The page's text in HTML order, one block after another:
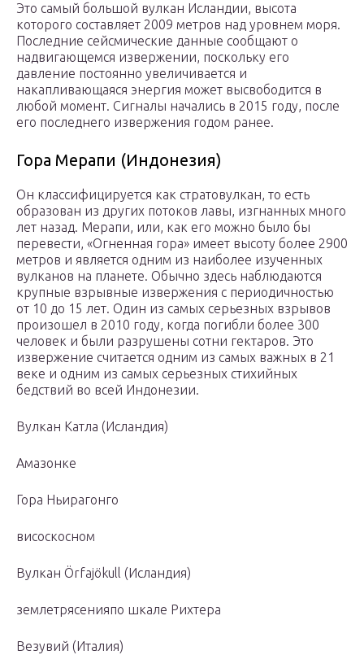
Это самый большой вулкан Исландии, высота
которого составляет 2009 метров над уровнем моря.
Последние сейсмические данные сообщают о
надвигающемся извержении, поскольку его
давление постоянно увеличивается и
накапливающаяся энергия может высвободится в
любой момент. Сигналы начались в 2015 году, после
его последнего извержения годом ранее.
Гора Мерапи (Индонезия)
Он классифицируется как стратовулкан, то есть
образован из других потоков лавы, изгнанных много
лет назад. Мерапи, или, как его можно было бы
перевести, «Огненная гора» имеет высоту более 2900
метров и является одним из наиболее изученных
вулканов на планете. Обычно здесь наблюдаются
крупные взрывные извержения с периодичностью
от 10 до 15 лет. Один из самых серьезных взрывов
произошел в 2010 году, когда погибли более 300
человек и были разрушены сотни гектаров. Это
извержение считается одним из самых важных в 21
веке и одним из самых серьезных стихийных
бедствий во всей Индонезии.
Вулкан Катла (Исландия)
Амазонке
Гора Ньирагонго
висоскосном
Вулкан Örfajökull (Исландия)
землетрясенияпо шкале Рихтера
Везувий (Италия)